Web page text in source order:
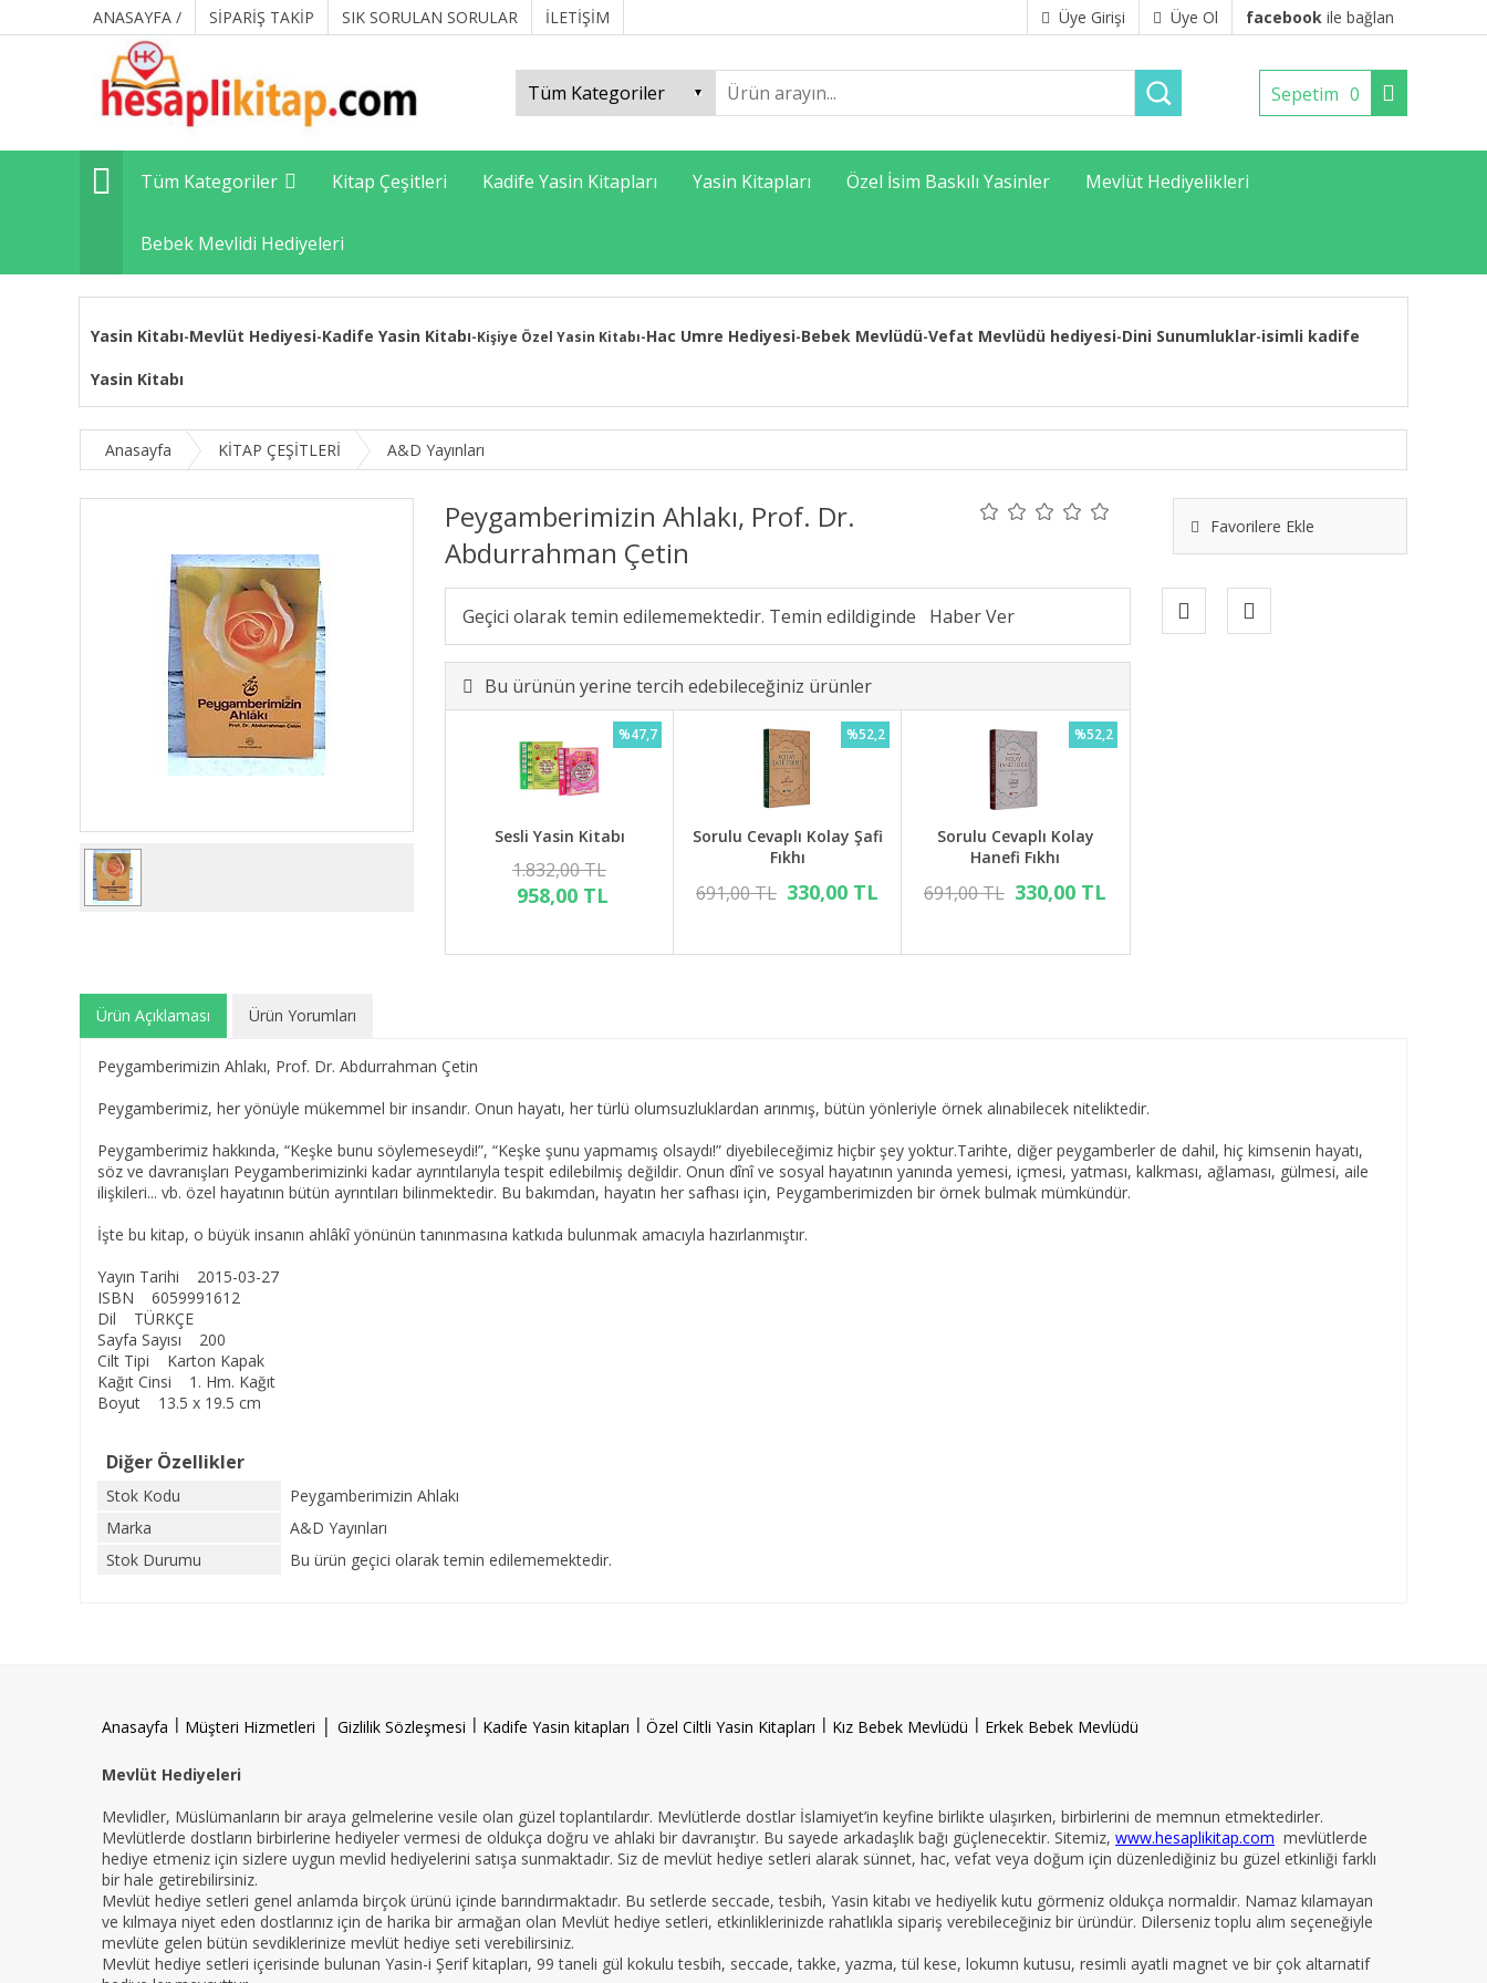
ANASAYFA / SİPARİŞ TAKİP SIK SORULAN SORULAR İLETİŞİM Üye Girişi Üye Ol facebook ile bağlan
Sepetim 0
Tüm Kategoriler Kitap Çeşitleri Kadife Yasin Kitapları Yasin Kitapları Özel İsim Baskılı Yasinler Mevlüt Hediyelikleri
Bebek Mevlidi Hediyeleri
Yasin Kitabı-Mevlüt Hediyesi-Kadife Yasin Kitabı-Kişiye Özel Yasin Kitabı-Hac Umre Hediyesi-Bebek Mevlüdü-Vefat Mevlüdü hediyesi-Dini Sunumluklar-isimli kadife
Yasin Kitabı
Anasayfa KİTAP ÇEŞİTLERİ A&D Yayınları
Peygamberimizin Ahlakı, Prof. Dr.
Abdurrahman Çetin
Favorilere Ekle
Geçici olarak temin edilememektedir. Temin edildiginde
Bu ürünün yerine tercih edebileceğiniz ürünler
Sesli Yasin Kitabı
1.832,00 TL
958,00 TL
%47,7
Sorulu Cevaplı Kolay Şafi
Fıkhı
691,00 TL 330,00 TL
%52,2
Sorulu Cevaplı Kolay
Hanefi Fıkhı
691,00 TL 330,00 TL
%52,2
Ürün Açıklaması Ürün Yorumları
Peygamberimizin Ahlakı, Prof. Dr. Abdurrahman Çetin
Peygamberimiz, her yönüyle mükemmel bir insandır. Onun hayatı, her türlü olumsuzluklardan arınmış, bütün yönleriyle örnek alınabilecek niteliktedir.
Peygamberimiz hakkında, “Keşke bunu söylemeseydi!”, “Keşke şunu yapmamış olsaydı!” diyebileceğimiz hiçbir şey yoktur.Tarihte, diğer peygamberler de dahil, hiç kimsenin hayatı,
söz ve davranışları Peygamberimizinki kadar ayrıntılarıyla tespit edilebilmiş değildir. Onun dînî ve sosyal hayatının yanında yemesi, içmesi, yatması, kalkması, ağlaması, gülmesi, aile
ilişkileri... vb. özel hayatının bütün ayrıntıları bilinmektedir. Bu bakımdan, hayatın her safhası için, Peygamberimizden bir örnek bulmak mümkündür.
İşte bu kitap, o büyük insanın ahlâkî yönünün tanınmasına katkıda bulunmak amacıyla hazırlanmıştır.
Yayın Tarihi 2015-03-27
ISBN 6059991612
Dil TÜRKÇE
Sayfa Sayısı 200
Cilt Tipi Karton Kapak
Kağıt Cinsi 1. Hm. Kağıt
Boyut 13.5 x 19.5 cm
Diğer Özellikler
Stok Kodu
Peygamberimizin Ahlakı
Marka
A&D Yayınları
Stok Durumu
Bu ürün geçici olarak temin edilememektedir.
Anasayfa l Müşteri Hizmetleri | Gizlilik Sözleşmesi l Kadife Yasin kitapları l Özel Ciltli Yasin Kitapları l Kız Bebek Mevlüdü l Erkek Bebek Mevlüdü
Mevlüt Hediyeleri
Mevlidler, Müslümanların bir araya gelmelerine vesile olan güzel toplantılardır. Mevlütlerde dostlar İslamiyet’in keyfine birlikte ulaşırken, birbirlerini de memnun etmektedirler.
Mevlütlerde dostların birbirlerine hediyeler vermesi de oldukça doğru ve ahlaki bir davranıştır. Bu sayede arkadaşlık bağı güçlenecektir. Sitemiz, www.hesaplikitap.com mevlütlerde
hediye etmeniz için sizlere uygun mevlid hediyelerini satışa sunmaktadır. Siz de mevlüt hediye setleri alarak sünnet, hac, vefat veya doğum için düzenlediğiniz bu güzel etkinliği farklı
bir hale getirebilirsiniz.
Mevlüt hediye setleri genel anlamda birçok ürünü içinde barındırmaktadır. Bu setlerde seccade, tesbih, Yasin kitabı ve hediyelik kutu görmeniz oldukça normaldir. Namaz kılamayan
ve kılmaya niyet eden dostlarınız için de harika bir armağan olan Mevlüt hediye setleri, etkinliklerinizde rahatlıkla sipariş verebileceğiniz bir üründür. Dilerseniz toplu alım seçeneğiyle
mevlüte gelen bütün sevdiklerinize mevlüt hediye seti verebilirsiniz.
Mevlüt hediye setleri içerisinde bulunan Yasin-i Şerif kitapları, 99 taneli gül kokulu tesbih, seccade, takke, yazma, tül kese, lokumn kutusu, resimli ayatli magnet ve bir çok altarnatif